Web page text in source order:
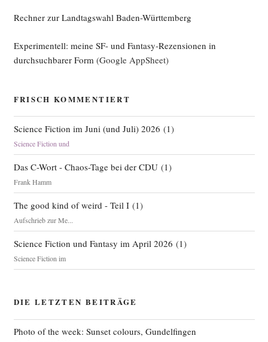
Rechner zur Landtagswahl Baden-Württemberg
Experimentell: meine SF- und Fantasy-Rezensionen in
durchsuchbarer Form (Google AppSheet)
FRISCH KOMMENTIERT
Science Fiction im Juni (und Juli) 2026 (1)
Science Fiction und
Das C-Wort - Chaos-Tage bei der CDU(1)
Frank Hamm
The good kind of weird - Teil I(1)
Aufschrieb zur Me...
Science Fiction und Fantasy im April 2026 (1)
Science Fiction im
DIE LETZTEN BEITRÄGE
Photo of the week: Sunset colours, Gundelfingen